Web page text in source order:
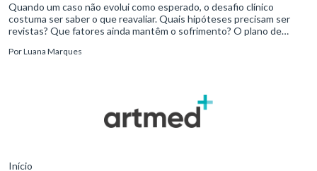
Quando um caso não evolui como esperado, o desafio clínico
costuma ser saber o que reavaliar. Quais hipóteses precisam ser
revistas? Que fatores ainda mantêm o sofrimento? O plano de
necessidades d
PorLuana Marques
Início